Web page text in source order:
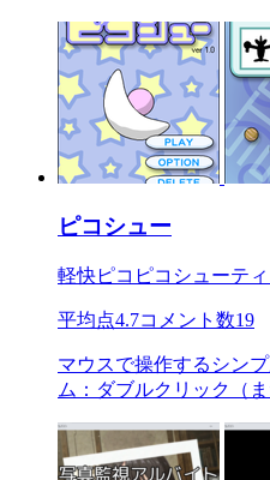
ピコシュー
軽快ピコピコシューテ
平均点4.7コメント数19
マウスで操作するシン
ム：ダブルクリック（